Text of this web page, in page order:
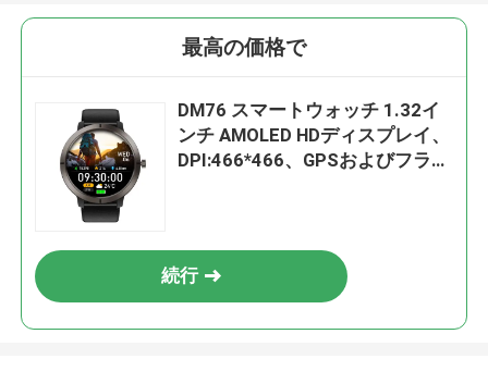
最高の価格で
DM76 スマートウォッチ 1.32イ
ンチ AMOLED HDディスプレイ、
DPI:466*466、GPSおよびフラッ
続行